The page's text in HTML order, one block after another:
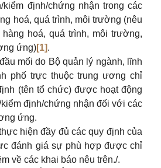
kiểm định/chứng nhận trong các
hoá, quá trình, môi trường (nêu
hoá, quá trình, môi trường,
ứng)[1].
mối do Bộ quản lý ngành, lĩnh
phố trực thuộc trung ương chỉ
(tên tổ chức) được hoạt động
định/chứng nhận đối với các
ứng.
hiện đầy đủ các quy định của
đánh giá sự phù hợp được chỉ
về các khai báo nêu trên./.